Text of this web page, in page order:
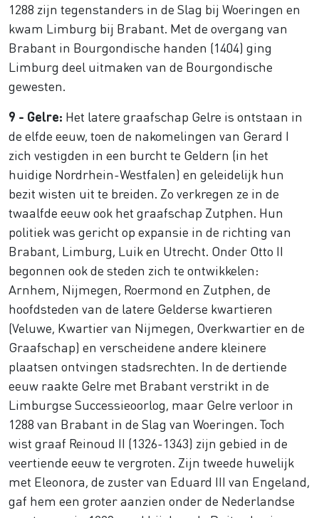
1288 zijn tegenstanders in de Slag bij Woeringen en
kwam Limburg bij Brabant. Met de overgang van
Brabant in Bourgondische handen (1404) ging
Limburg deel uitmaken van de Bourgondische
gewesten.
9 - Gelre: Het latere graafschap Gelre is ontstaan in
de elfde eeuw, toen de nakomelingen van Gerard I
zich vestigden in een burcht te Geldern (in het
huidige Nordrhein-Westfalen) en geleidelijk hun
bezit wisten uit te breiden. Zo verkregen ze in de
twaalfde eeuw ook het graafschap Zutphen. Hun
politiek was gericht op expansie in de richting van
Brabant, Limburg, Luik en Utrecht. Onder Otto II
begonnen ook de steden zich te ontwikkelen:
Arnhem, Nijmegen, Roermond en Zutphen, de
hoofdsteden van de latere Gelderse kwartieren
(Veluwe, Kwartier van Nijmegen, Overkwartier en de
Graafschap) en verscheidene andere kleinere
plaatsen ontvingen stadsrechten. In de dertiende
eeuw raakte Gelre met Brabant verstrikt in de
Limburgse Successieoorlog, maar Gelre verloor in
1288 van Brabant in de Slag van Woeringen. Toch
wist graaf Reinoud II (1326-1343) zijn gebied in de
veertiende eeuw te vergroten. Zijn tweede huwelijk
met Eleonora, de zuster van Eduard III van Engeland,
gaf hem een groter aanzien onder de Nederlandse